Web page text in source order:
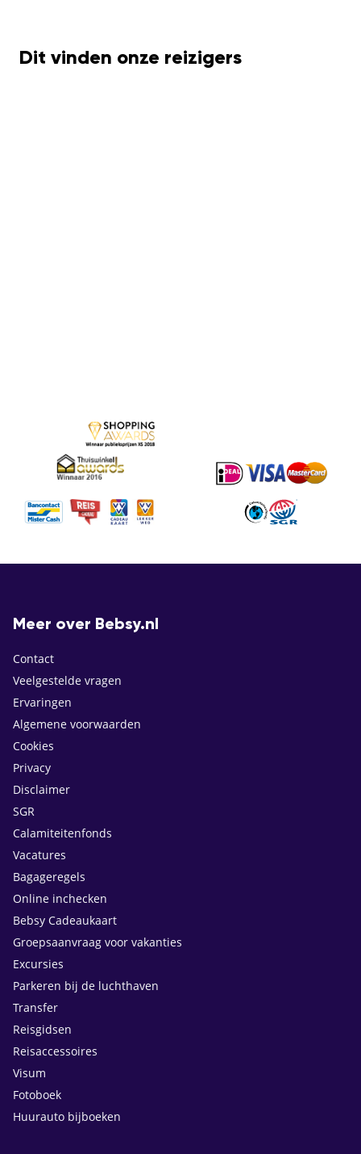
Dit vinden onze reizigers
Meer over Bebsy.nl
Contact
Veelgestelde vragen
Ervaringen
Algemene voorwaarden
Cookies
Privacy
Disclaimer
SGR
Calamiteitenfonds
Vacatures
Bagageregels
Online inchecken
Bebsy Cadeaukaart
Groepsaanvraag voor vakanties
Excursies
Parkeren bij de luchthaven
Transfer
Reisgidsen
Reisaccessoires
Visum
Fotoboek
Huurauto bijboeken